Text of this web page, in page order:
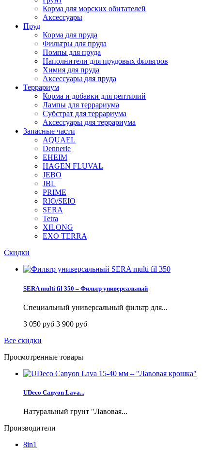
Корма для морских обитателей
Аксессуары
Пруд
Корма для пруда
Фильтры для пруда
Помпы для пруда
Наполнители для прудовых фильтров
Химия для пруда
Аксессуары для пруда
Террариум
Корма и добавки для рептилий
Лампы для террариума
Субстрат для террариума
Аксессуары для террариума
Запасные части
AQUAEL
Dennerle
EHEIM
HAGEN FLUVAL
JEBO
JBL
PRIME
RIO/SEIO
SERA
Tetra
XILONG
EXO TERRA
Скидки
SERA multi fil 350 – Фильтр универсальный
Специальный универсальный фильтр для...
3 050 руб 3 900 руб
Все скидки
Просмотренные товары
UDeco Canyon Lava...
Натуральный грунт "Лавовая...
Производители
8in1